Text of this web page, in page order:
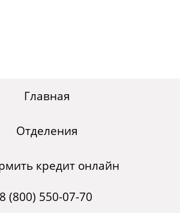
Главная
Отделения
кредит онлайн
8 (800) 550-07-70